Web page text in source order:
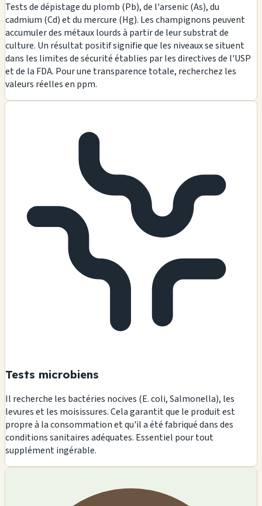
Tests de dépistage du plomb (Pb), de l'arsenic (As), du
cadmium (Cd) et du mercure (Hg). Les champignons peuvent
accumuler des métaux lourds à partir de leur substrat de
culture. Un résultat positif signifie que les niveaux se situent
dans les limites de sécurité établies par les directives de l'USP
et de la FDA. Pour une transparence totale, recherchez les
valeurs réelles en ppm.
Tests microbiens
Il recherche les bactéries nocives (E. coli, Salmonella), les
levures et les moisissures. Cela garantit que le produit est
propre à la consommation et qu'il a été fabriqué dans des
conditions sanitaires adéquates. Essentiel pour tout
supplément ingérable.